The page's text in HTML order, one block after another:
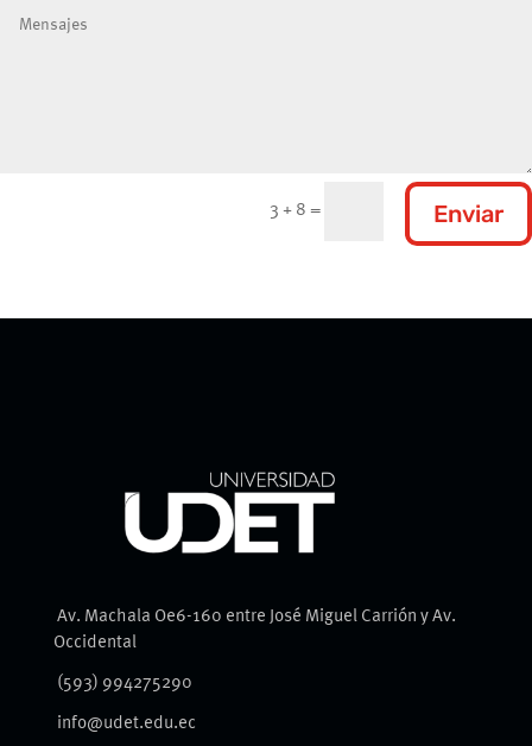
3 + 8 = Enviar
Av. Machala Oe6-160 entre José Miguel Carrión y Av.
Occidental
(593) 994275290
info@udet.edu.ec